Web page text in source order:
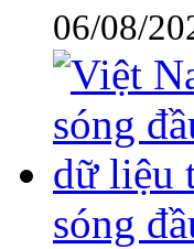
06/08/
sóng